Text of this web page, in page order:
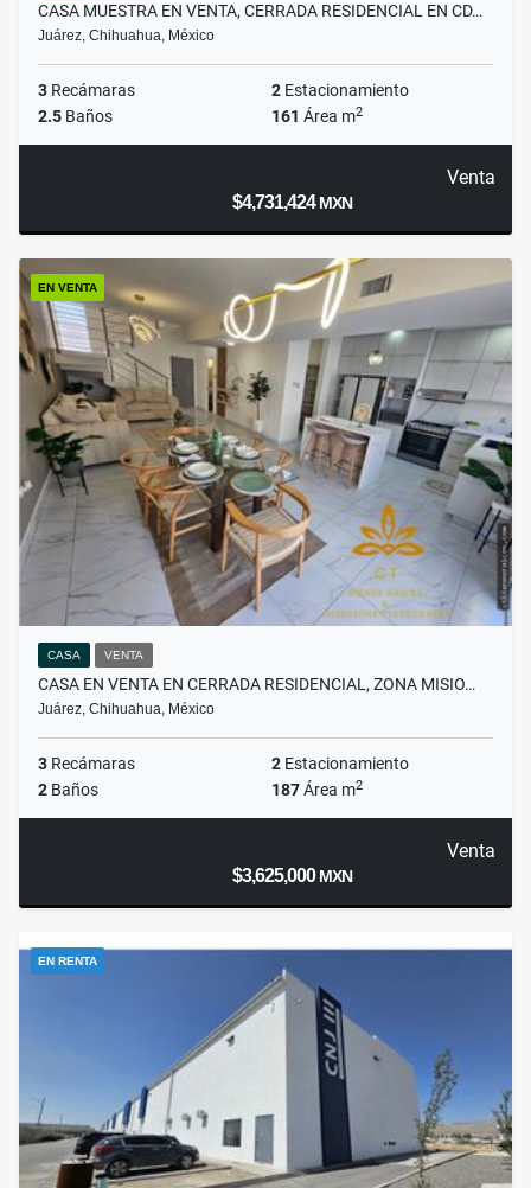
CASA MUESTRA EN VENTA, CERRADA RESIDENCIAL EN CD…
Juárez, Chihuahua, México
3 Recámaras 2 Estacionamiento
2.5 Baños 161 Área m2
Venta
$4,731,424MXN
EN VENTA
CASA VENTA
CASA EN VENTA EN CERRADA RESIDENCIAL, ZONA MISIO…
Juárez, Chihuahua, México
3 Recámaras 2 Estacionamiento
2 Baños 187Área m2
Venta
$3,625,000MXN
EN RENTA